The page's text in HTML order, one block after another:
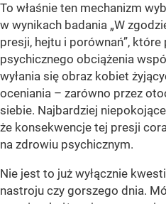
To właśnie ten mechanizm
w wynikach badania „W
presji, hejtu i porównań”, które
psychicznego obciążenia
wyłania się obraz kobiet
oceniania – zarówno przez
siebie. Najbardziej
że konsekwencje tej presji
na zdrowiu psychicznym.
Nie jest to już wyłącznie
nastroju czy gorszego dnia.